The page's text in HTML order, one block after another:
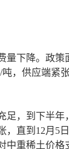
降。政策
，供应端
到下半年
直到12月
重稀土价